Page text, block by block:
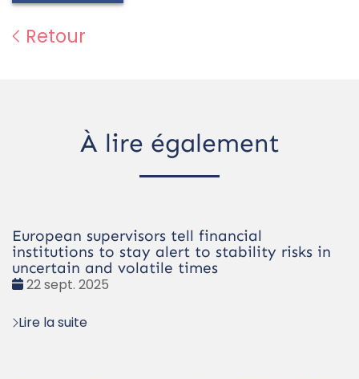
Retour
À lire également
European supervisors tell financial
institutions to stay alert to stability risks in
uncertain and volatile times
Date
22 sept. 2025
Lire la suite